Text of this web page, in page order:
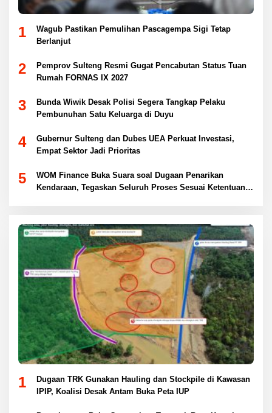
1
Wagub Pastikan Pemulihan Pascagempa Sigi Tetap
Berlanjut
2
Pemprov Sulteng Resmi Gugat Pencabutan Status Tuan
Rumah FORNAS IX 2027
3
Bunda Wiwik Desak Polisi Segera Tangkap Pelaku
Pembunuhan Satu Keluarga di Duyu
4
Gubernur Sulteng dan Dubes UEA Perkuat Investasi,
Empat Sektor Jadi Prioritas
5
WOM Finance Buka Suara soal Dugaan Penarikan
Kendaraan, Tegaskan Seluruh Proses Sesuai Ketentuan
1
Dugaan TRK Gunakan Hauling dan Stockpile di Kawasan
IPIP, Koalisi Desak Antam Buka Peta IUP